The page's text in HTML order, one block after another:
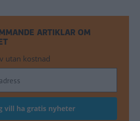
ARTIKLAR OM
utan kostnad